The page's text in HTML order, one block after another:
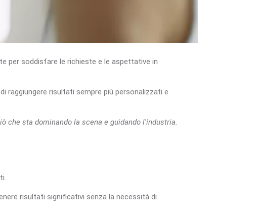
per soddisfare le richieste e le aspettative in
raggiungere risultati sempre più personalizzati e
che sta dominando la scena e guidando l'industria.
risultati significativi senza la necessità di